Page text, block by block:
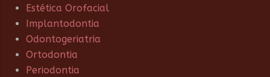
Estética Orofacial
Implantodontia
Odontogeriatria
Ortodontia
Periodontia